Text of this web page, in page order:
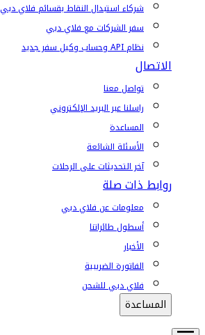
شركاء استبدال النقاط بقسائم فلاي دبي
سفر الشركات مع فلاي دبي
نظام API وحساب وكيل سفر جديد
الاتصال
تواصل معنا
راسلنا عبر البريد الإلكتروني
المساعدة
الأسئلة الشائعة
آخر التحديثات على الرحلات
روابط ذات صلة
معلومات عن فلاي دبي
أسطول طائراتنا
الأخبار
الفاتورة الضريبية
فلاي دبي للشحن
المساعدة